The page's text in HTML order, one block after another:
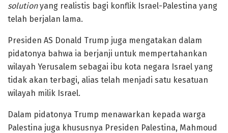
solutionyang realistis bagi konflik Israel-Palestina yang
telah berjalan lama.
Presiden AS Donald Trump juga mengatakan dalam
pidatonya bahwa ia berjanji untuk mempertahankan
wilayah Yerusalem sebagai ibu kota negara Israel yang
tidak akan terbagi, alias telah menjadi satu kesatuan
wilayah milik Israel.
Dalam pidatonya Trump menawarkan kepada warga
Palestina juga khususnya Presiden Palestina, Mahmoud